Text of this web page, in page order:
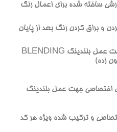
ساخته شده براي اعمال رنگ
و براق کردن رنگ بعد از پايان
پارچه مخصوص سفارشي جهت عمل بلندينگ BLENDING
زده)
اختصاصي جهت عمل بلندينگ
و ترکيب شده ويژه هر کد